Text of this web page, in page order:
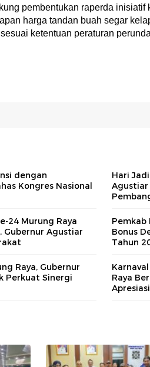
pembentukan raperda inisiatif
harga tandan buah segar
ketentuan peraturan
dengan
Kongres Nasional
Hari
Agustiar
24 Murung Raya
Gubernur Agustiar
Pemkab
Bonus
Tahun
Raya, Gubernur
Perkuat Sinergi
Raya